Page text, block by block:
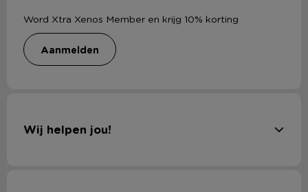
Word Xtra Xenos Member en krijg 10% korting
aanmelden
Wij helpen jou!